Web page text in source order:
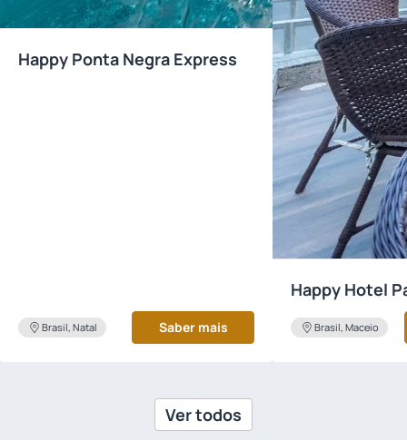
Happy Ponta Negra Express
Brasil, Natal Saber mais
Happy Hotel
Brasil, Maceio
Ver todos